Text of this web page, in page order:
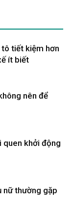
tiết kiệm hơn
ít biết
nên để
quen khởi động
nữ thường gặp